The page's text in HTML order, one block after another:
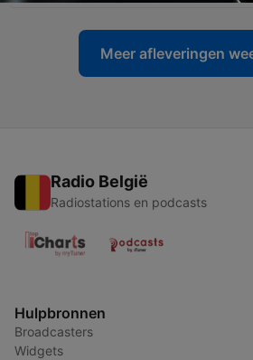
Meer afleveringen
Radio België
Radiostations en podcasts
Hulpbronnen
Broadcasters
Widgets